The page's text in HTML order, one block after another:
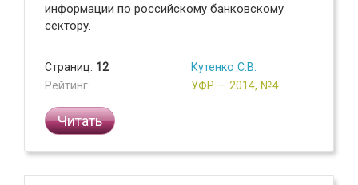
информации по российскому банковскому
сектору.
Страниц: 12
Рейтинг:
Кутенко С.В.
УФР — 2014, №4
Читать